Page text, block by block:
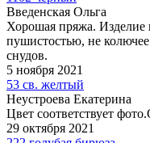
Введенская Ольга
Хорошая пряжа. Изделие
пушистостью, не
снудов.
5 ноября 2021
53 св. желтый
Неустроева Екатерина
Цвет соответствует
29 октября 2021